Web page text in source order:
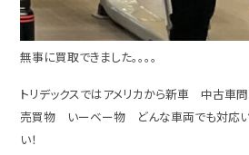
無事に買取できました。。。。
トリデックスではアメリカから新車 中古
売買物 いーベー物 どんな車両でも対応い
い！